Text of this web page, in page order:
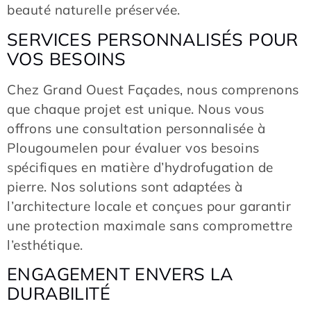
beauté naturelle préservée.
SERVICES PERSONNALISÉS POUR
VOS BESOINS
Chez Grand Ouest Façades, nous comprenons
que chaque projet est unique. Nous vous
offrons une consultation personnalisée à
Plougoumelen pour évaluer vos besoins
spécifiques en matière d’hydrofugation de
pierre. Nos solutions sont adaptées à
l’architecture locale et conçues pour garantir
une protection maximale sans compromettre
l’esthétique.
ENGAGEMENT ENVERS LA
DURABILITÉ